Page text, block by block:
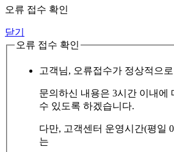
오류 접수 확인
닫기
오류 접수 확인
고객님, 오류접수가 정상적으
문의하신 내용은 3시간 이내에
수 있도록 하겠습니다.
다만, 고객센터 운영시간(평일
는